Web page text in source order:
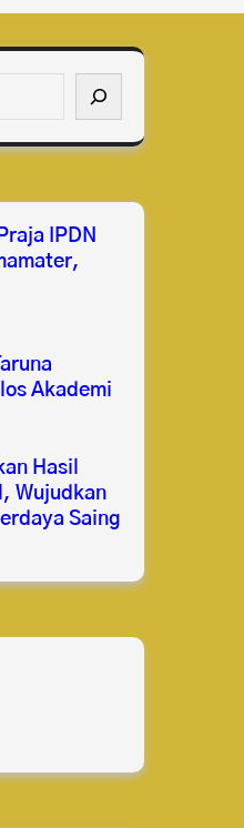
IPDN
Akademi
Hasil
Wujudkan
Saing